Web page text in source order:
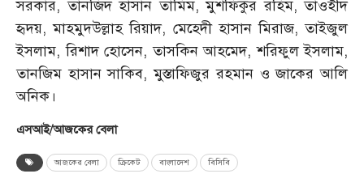
সরকার, তানজিদ হাসান তামিম, মুশফিকুর রহিম, তাওহীদ
হৃদয়, মাহমুদউল্লাহ রিয়াদ, মেহেদী হাসান মিরাজ, তাইজুল
ইসলাম, রিশাদ হোসেন, তাসকিন আহমেদ, শরিফুল ইসলাম,
তানজিম হাসান সাকিব, মুস্তাফিজুর রহমান ও জাকের আলি
অনিক।
এসআই/আজকের বেলা
আজকের বেলা ক্রিকেট বাংলাদেশ বিসিবি